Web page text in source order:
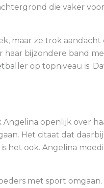
die vaker
maar ze trok
bijzondere band
op topniveau is.
openlijk over
Het citaat dat
het ook. Angelina
met sport